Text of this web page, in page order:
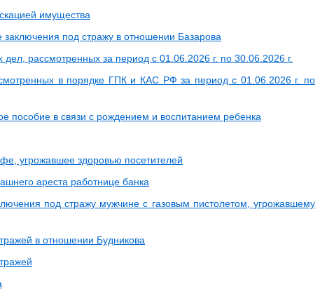
имущества
под стражу в отношении Базарова
рассмотренных за период с 01.06.2026 г. по 30.06.2026 г.
в порядке ГПК и КАС РФ за период с 01.06.2026 г. по
пособие в связи с рождением и воспитанием ребенка
угрожавшее здоровью посетителей
ареста работнице банка
под стражу мужчине с газовым пистолетом, угрожавшему
в отношении Будникова